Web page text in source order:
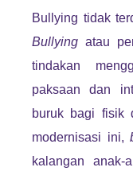
Bullying tidak
Bullying atau
tindakan
paksaan dan
buruk bagi fisik
modernisasi ini,
kalangan anak-